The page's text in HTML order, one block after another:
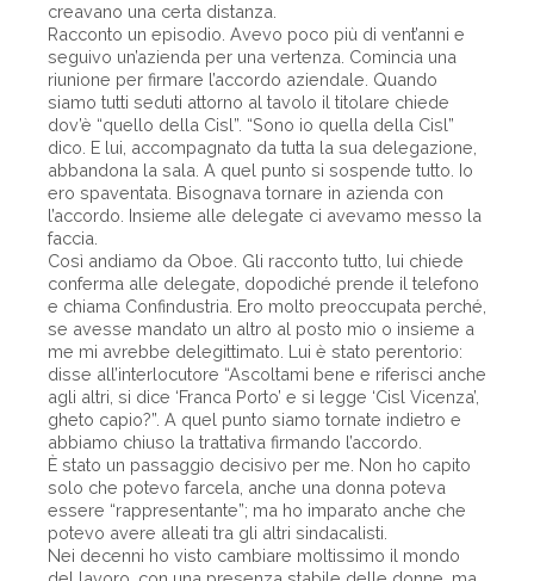
creavano una certa distanza.
Racconto un episodio. Avevo poco più di vent’anni e
seguivo un’azienda per una vertenza. Comincia una
riunione per firmare l’accordo aziendale. Quando
siamo tutti seduti attorno al tavolo il titolare chiede
dov’è “quello della Cisl”. “Sono io quella della Cisl”
dico. E lui, accompagnato da tutta la sua delegazione,
abbandona la sala. A quel punto si sospende tutto. Io
ero spaventata. Bisognava tornare in azienda con
l’accordo. Insieme alle delegate ci avevamo messo la
faccia.
Così andiamo da Oboe. Gli racconto tutto, lui chiede
conferma alle delegate, dopodiché prende il telefono
e chiama Confindustria. Ero molto preoccupata perché,
se avesse mandato un altro al posto mio o insieme a
me mi avrebbe delegittimato. Lui è stato perentorio:
disse all’interlocutore “Ascoltami bene e riferisci anche
agli altri, si dice ‘Franca Porto’ e si legge ‘Cisl Vicenza’,
gheto capio?”. A quel punto siamo tornate indietro e
abbiamo chiuso la trattativa firmando l’accordo.
È stato un passaggio decisivo per me. Non ho capito
solo che potevo farcela, anche una donna poteva
essere “rappresentante”; ma ho imparato anche che
potevo avere alleati tra gli altri sindacalisti.
Nei decenni ho visto cambiare moltissimo il mondo